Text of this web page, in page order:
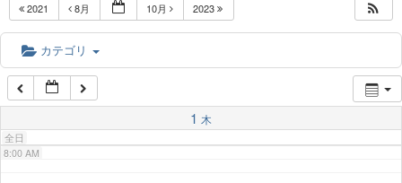
2021 8月 10月 2023
カテゴリ
1 木
全日
6:00 AM
7:00 AM
8:00 AM